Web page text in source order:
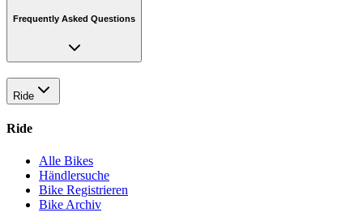
Frequently Asked Questions
Ride
Ride
Alle Bikes
Händlersuche
Bike Registrieren
Bike Archiv